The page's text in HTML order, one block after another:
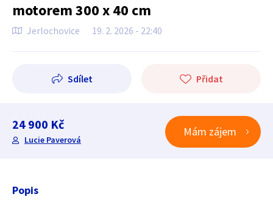
motorem 300 x 40 cm
Jerlochovice 19. 2. 2026 - 22:40
Sdílet Přidat
24 900 Kč
Lucie Paverová
Mám zájem
Popis